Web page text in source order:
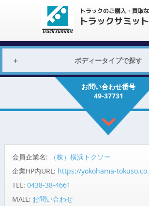
ボディータイプで探す
お問い合わせ番号
49-37731
会員企業名:
（株）横浜トクソー
企業HP内URL: https://yokohama-tokuso.co.jp/detail/
TEL: 0438-38-4661
MAIL: お問い合わせ